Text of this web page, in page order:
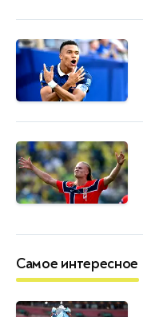
Самое интересное